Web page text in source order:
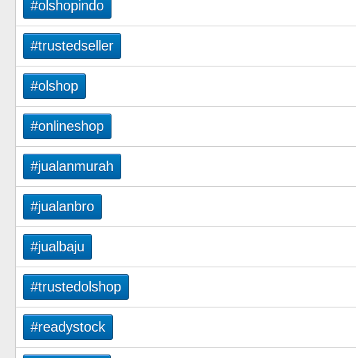
#olshopindo
#trustedseller
#olshop
#onlineshop
#jualanmurah
#jualanbro
#jualbaju
#trustedolshop
#readystock